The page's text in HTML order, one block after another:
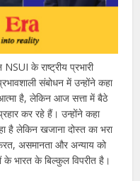
के राष्ट्रीय प्रभारी
संबोधन में उन्होंने कहा
है, लेकिन आज सत्ता में बैठे
कर रहे हैं। उन्होंने कहा
है लेकिन खजाना दोस्त का भरा
असमानता और अन्याय को
के भारत के बिल्कुल विपरीत है।